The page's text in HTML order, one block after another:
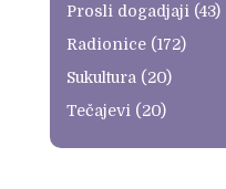
Prosli dogadjaji (43)
Radionice(172)
Sukultura (20)
Tečajevi (20)